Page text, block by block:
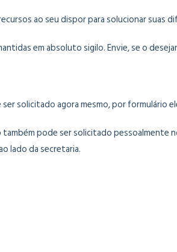
ao seu dispor para solucionar suas
em absoluto sigilo. Envie, se o
solicitado agora mesmo, por formulário
também pode ser solicitado
lado da secretaria.